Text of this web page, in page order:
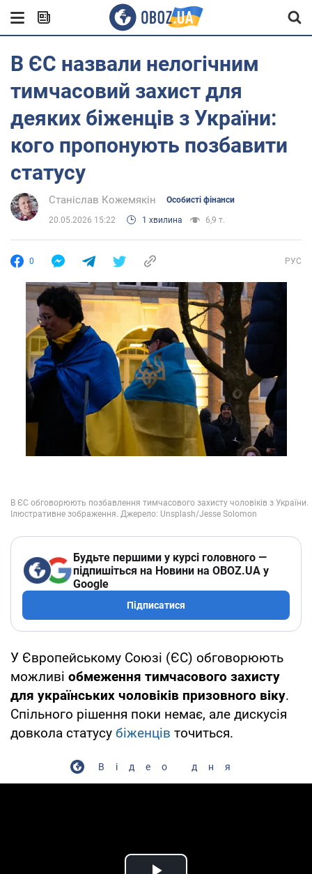
В ЄС назвали нелогічним
тимчасовий захист для
деяких біженців з України:
кого пропонують позбавити
статусу
Станіслав Кожемякін Особисті фінанси
20.05.2026 15:22 1 хвилина 6,9 т.
0 РУС
Будьте першими у курсі головного —
підпишіться на Новини на OBOZ.UA у
Google
Підписатися
У Європейському Союзі (ЄС) обговорюють
можливі обмеження тимчасового захисту
для українських чоловіків призовного віку.
Спільного рішення поки немає, але дискусія
довкола статусу біженців точиться.
Відео дня